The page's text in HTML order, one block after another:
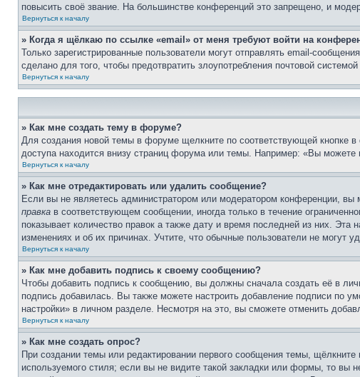
повысить своё звание. На большинстве конференций это запрещено, и
Вернуться к началу
» Когда я щёлкаю по ссылке «email» от меня требуют войти на
Только зарегистрированные пользователи могут отправлять email-
сделано для того, чтобы предотвратить злоупотребления почтовой
Вернуться к началу
» Как мне создать тему в форуме?
Для создания новой темы в форуме щелкните по соответствующей кнопке
доступа находится внизу страниц форума или темы. Например: «Вы можете
Вернуться к началу
» Как мне отредактировать или удалить сообщение?
Если вы не являетесь администратором или модератором конференции,
правка в соответствующем сообщении, иногда только в течение
показывает количество правок а также дату и время последней из них.
изменениях и об их причинах. Учтите, что обычные пользователи не могут
Вернуться к началу
» Как мне добавить подпись к своему сообщению?
Чтобы добавить подпись к сообщению, вы должны сначала создать её в
подпись добавилась. Вы также можете настроить добавление подписи по
настройки» в личном разделе. Несмотря на это, вы сможете отменить
Вернуться к началу
» Как мне создать опрос?
При создании темы или редактировании первого сообщения темы,
используемого стиля; если вы не видите такой закладки или формы, то вы